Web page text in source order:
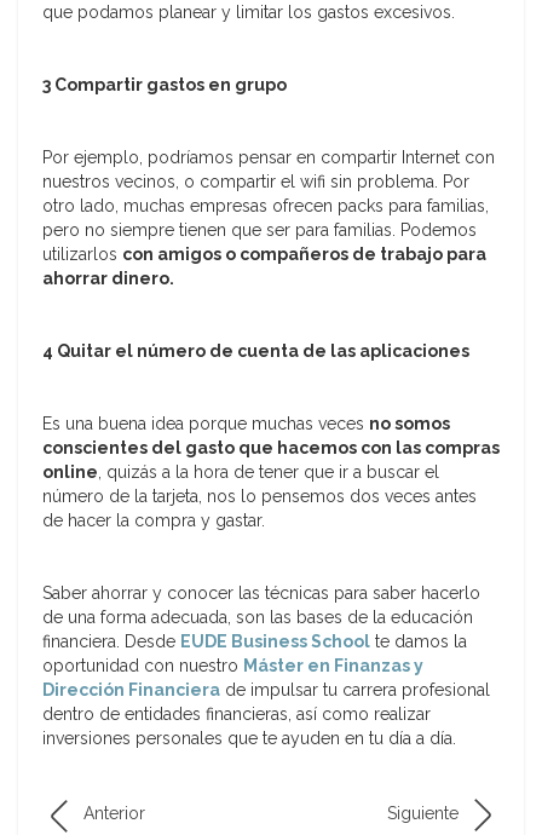
que podamos planear y limitar los gastos excesivos.
3 Compartir gastos en grupo
Por ejemplo, podríamos pensar en compartir Internet con
nuestros vecinos, o compartir el wifi sin problema. Por
otro lado, muchas empresas ofrecen packs para familias,
pero no siempre tienen que ser para familias. Podemos
utilizarlos con amigos o compañeros de trabajo para
ahorrar dinero.
4 Quitar el número de cuenta de las aplicaciones
Es una buena idea porque muchas veces no somos
conscientes del gasto que hacemos con las compras
online, quizás a la hora de tener que ir a buscar el
número de la tarjeta, nos lo pensemos dos veces antes
de hacer la compra y gastar.
Saber ahorrar y conocer las técnicas para saber hacerlo
de una forma adecuada, son las bases de la educación
financiera. Desde EUDE Business School te damos la
oportunidad con nuestro Máster en Finanzas y
Dirección Financiera de impulsar tu carrera profesional
dentro de entidades financieras, así como realizar
inversiones personales que te ayuden en tu día a día.
Anterior Siguiente